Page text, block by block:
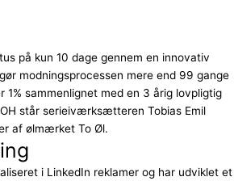
på kun 10 dage gennem en innovativ
modningsprocessen mere end 99 gange
1% sammenlignet med en 3 årig lovpligtig
står serieiværksætteren Tobias Emil
af ølmærket To Øl.
i LinkedIn reklamer og har udviklet et